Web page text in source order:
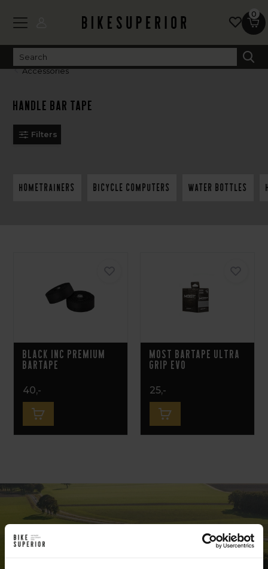
0
Accessories
Handle bar tape
Filters
Hometrainers Bicycle computers Water bottles
Black Inc Premium
Bartape
40,-
MOST BARTAPE ULTRA
GRIP EVO
25,-
Exclusive bike shop